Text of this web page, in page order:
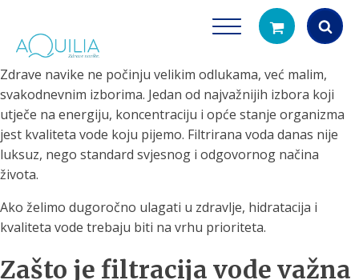
search
Zdrave navike ne počinju velikim odlukama, već malim,
svakodnevnim izborima. Jedan od najvažnijih izbora koji
utječe na energiju, koncentraciju i opće stanje organizma
jest kvaliteta vode koju pijemo. Filtrirana voda danas nije
luksuz, nego standard svjesnog i odgovornog načina
života.
Ako želimo dugoročno ulagati u zdravlje, hidratacija i
kvaliteta vode trebaju biti na vrhu prioriteta.
Zašto je filtracija vode važna
Tuš glave
filtriranje vode za tuširanje
Vrčevi za
Potpuno prijenosno